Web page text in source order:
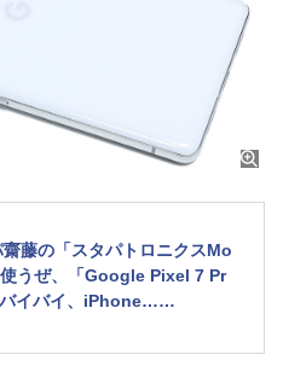
齋藤の「スタパトロニクスMo
うぜ、「Google Pixel 7 Pr
イバイ、iPhone……